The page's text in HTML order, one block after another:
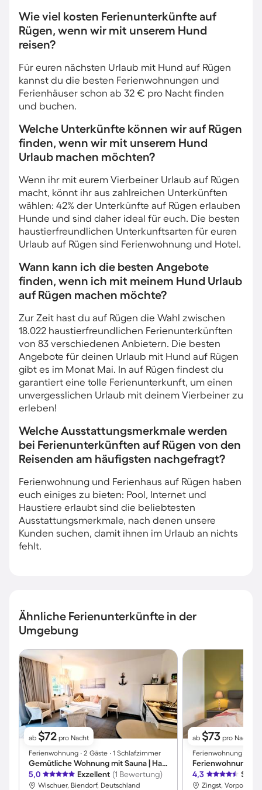
Wie viel kosten Ferienunterkünfte auf
Rügen, wenn wir mit unserem Hund
reisen?
Für euren nächsten Urlaub mit Hund auf Rügen
kannst du die besten Ferienwohnungen und
Ferienhäuser schon ab 32 € pro Nacht finden
und buchen.
Welche Unterkünfte können wir auf Rügen
finden, wenn wir mit unserem Hund
Urlaub machen möchten?
Wenn ihr mit eurem Vierbeiner Urlaub auf Rügen
macht, könnt ihr aus zahlreichen Unterkünften
wählen: 42% der Unterkünfte auf Rügen erlauben
Hunde und sind daher ideal für euch. Die besten
haustierfreundlichen Unterkunftsarten für euren
Urlaub auf Rügen sind Ferienwohnung und Hotel.
Wann kann ich die besten Angebote
finden, wenn ich mit meinem Hund Urlaub
auf Rügen machen möchte?
Zur Zeit hast du auf Rügen die Wahl zwischen
18.022 haustierfreundlichen Ferienunterkünften
von 83 verschiedenen Anbietern. Die besten
Angebote für deinen Urlaub mit Hund auf Rügen
gibt es im Monat Mai. In auf Rügen findest du
garantiert eine tolle Ferienunterkunft, um einen
unvergesslichen Urlaub mit deinem Vierbeiner zu
erleben!
Welche Ausstattungsmerkmale werden
bei Ferienunterkünften auf Rügen von den
Reisenden am häufigsten nachgefragt?
Ferienwohnung und Ferienhaus auf Rügen haben
euch einiges zu bieten: Pool, Internet und
Haustiere erlaubt sind die beliebtesten
Ausstattungsmerkmale, nach denen unsere
Kunden suchen, damit ihnen im Urlaub an nichts
fehlt.
Ähnliche Ferienunterkünfte in der
Umgebung
ab $72 pro Nacht
Ferienwohnung ∙ 2 Gäste ∙ 1 Schlafzimmer
Gemütliche Wohnung mit Sauna | Haustierfreundlich
5,0
Exzellent (1 Bewertung)
Wischuer, Biendorf, Deutschland
ab $73 pro Nacht
Ferienwohnung ∙ 2
Ferienwohnung
4,3
Sehr